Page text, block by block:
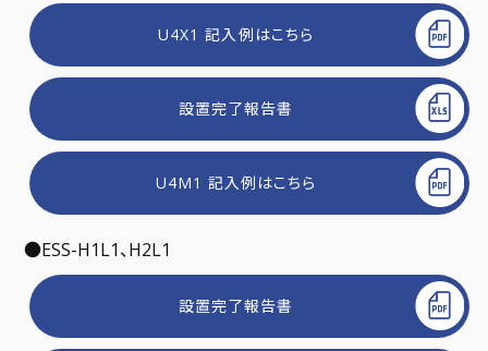
U4X1 記入例はこちら
設置完了報告書
U4M1 記入例はこちら
●ESS-H1L1、H2L1
設置完了報告書